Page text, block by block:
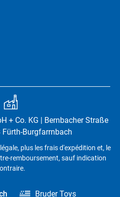
+ Co. KG | Bernbacher Straße
Fürth-Burgfarrnbach
plus les frais d'expédition et, le
remboursement, sauf indication
Bruder Toys